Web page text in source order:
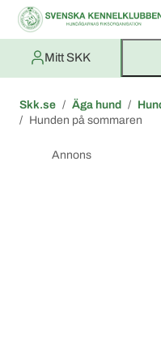
Mitt SKK
Skk.se Äga hund
Hunden på sommaren
Annons